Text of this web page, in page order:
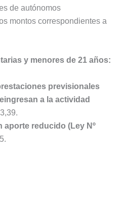
de autónomos
montos correspondientes a
y menores de 21 años:
previsionales
a la actividad
aporte reducido (Ley Nº